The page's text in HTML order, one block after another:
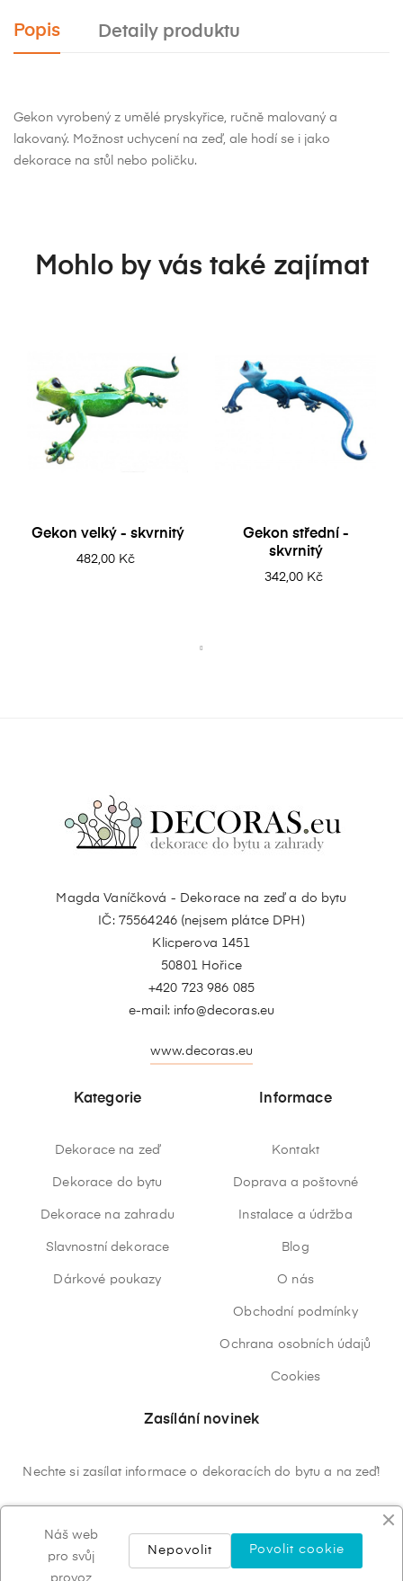
Popis Detaily produktu
Gekon vyrobený z umělé pryskyřice, ručně malovaný a
lakovaný. Možnost uchycení na zeď, ale hodí se i jako
dekorace na stůl nebo poličku.
Mohlo by vás také zajímat
Gekon velký - skvrnitý
482,00 Kč
Gekon střední -
skvrnitý
342,00 Kč
Magda Vaníčková - Dekorace na zeď a do bytu
IČ: 75564246 (nejsem plátce DPH)
Klicperova 1451
50801 Hořice
+420 723 986 085
e-mail: info@decoras.eu
www.decoras.eu
Kategorie
Dekorace na zeď
Dekorace do bytu
Dekorace na zahradu
Slavnostní dekorace
Dárkové poukazy
Informace
Kontakt
Doprava a poštovné
Instalace a údržba
Blog
O nás
Obchodní podmínky
Ochrana osobních údajů
Cookies
Zasílání novinek
Nechte si zasílat informace o dekoracích do bytu a na zeď!
Náš web
pro svůj
provoz
Povolit cookie
Nepovolit